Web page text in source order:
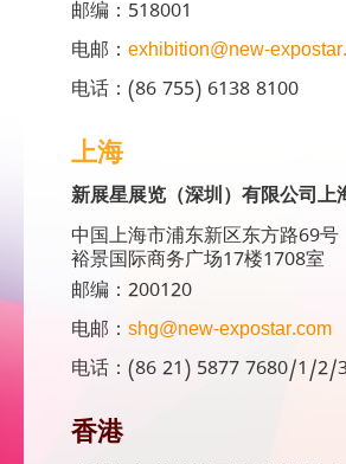
邮编：518001
电邮： exhibition@new-
电话：(86 755) 6138 8100
上海
新展星展览（深圳）有限公司上
中国上海市浦东新区东方路69号
裕景国际商务广场17楼1708室
邮编：200120
电邮： shg@new-expostar.com
电话：(86 21) 5877 7680/1/2/
香港